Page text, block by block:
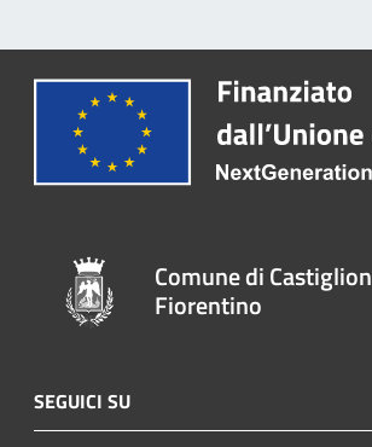
Comune di Castiglion
Fiorentino
SEGUICI SU